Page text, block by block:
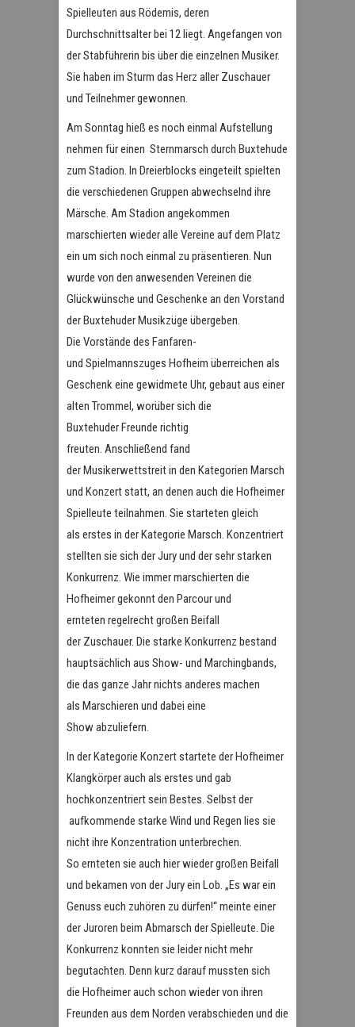
Spielleuten aus Rödemis, deren
Durchschnittsalter bei 12 liegt. Angefangen von
der Stabführerin bis über die einzelnen Musiker.
Sie haben im Sturm das Herz aller Zuschauer
und Teilnehmer gewonnen.
Am Sonntag hieß es noch einmal Aufstellung
nehmen für einen Sternmarsch durch Buxtehude
zum Stadion. In Dreierblocks eingeteilt spielten
die verschiedenen Gruppen abwechselnd ihre
Märsche. Am Stadion angekommen
marschierten wieder alle Vereine auf dem Platz
ein um sich noch einmal zu präsentieren. Nun
wurde von den anwesenden Vereinen die
Glückwünsche und Geschenke an den Vorstand
der Buxtehuder Musikzüge übergeben.
Die Vorstände des Fanfaren-
und Spielmannszuges Hofheim überreichen als
Geschenk eine gewidmete Uhr, gebaut aus einer
alten Trommel, worüber sich die
Buxtehuder Freunde richtig
freuten. Anschließend fand
der Musikerwettstreit in den Kategorien Marsch
und Konzert statt, an denen auch die Hofheimer
Spielleute teilnahmen. Sie starteten gleich
als erstes in der Kategorie Marsch. Konzentriert
stellten sie sich der Jury und der sehr starken
Konkurrenz. Wie immer marschierten die
Hofheimer gekonnt den Parcour und
ernteten regelrecht großen Beifall
der Zuschauer. Die starke Konkurrenz bestand
hauptsächlich aus Show- und Marchingbands,
die das ganze Jahr nichts anderes machen
als Marschieren und dabei eine
Show abzuliefern.
In der Kategorie Konzert startete der Hofheimer
Klangkörper auch als erstes und gab
hochkonzentriert sein Bestes. Selbst der
aufkommende starke Wind und Regen lies sie
nicht ihre Konzentration unterbrechen.
So ernteten sie auch hier wieder großen Beifall
und bekamen von der Jury ein Lob. „Es war ein
Genuss euch zuhören zu dürfen!“ meinte einer
der Juroren beim Abmarsch der Spielleute. Die
Konkurrenz konnten sie leider nicht mehr
begutachten. Denn kurz darauf mussten sich
die Hofheimer auch schon wieder von ihren
Freunden aus dem Norden verabschieden und die